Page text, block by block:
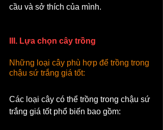
cầu và sở thích của mình.
III. Lựa chọn cây trồng
Những loại cây phù hợp để trồng trong
chậu sứ trắng giá tốt:
Các loại cây có thể trồng trong chậu sứ
trắng giá tốt phổ biến bao gồm: